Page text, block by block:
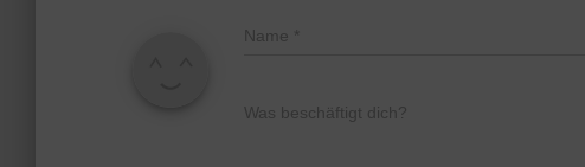
Name *
Was beschäftigt dich?